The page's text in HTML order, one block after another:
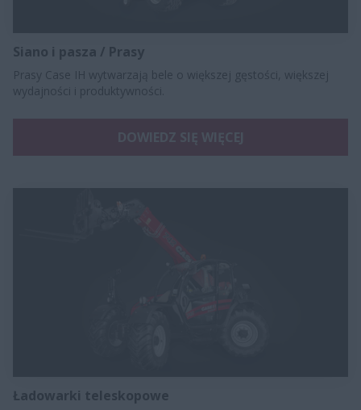
Siano i pasza / Prasy
Prasy Case IH wytwarzają bele o większej gęstości, większej
wydajności i produktywności.
Ładowarki teleskopowe